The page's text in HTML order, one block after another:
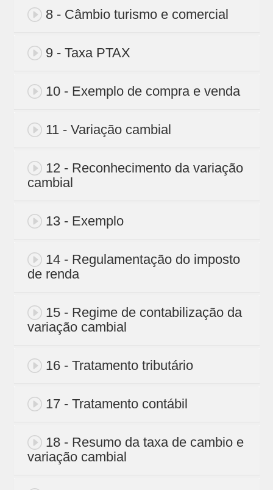
8 - Câmbio turismo e comercial
9 - Taxa PTAX
10 - Exemplo de compra e venda
11 - Variação cambial
12 - Reconhecimento da variação
cambial
13 - Exemplo
14 - Regulamentação do imposto
de renda
15 - Regime de contabilização da
variação cambial
16 - Tratamento tributário
17 - Tratamento contábil
18 - Resumo da taxa de cambio e
variação cambial